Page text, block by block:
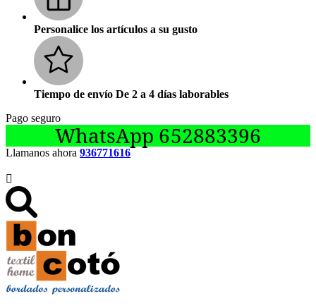
Personalice los artículos a su gusto
Tiempo de envío De 2 a 4 días laborables
Pago seguro
WhatsApp 652883396
Llamanos ahora 936771616
